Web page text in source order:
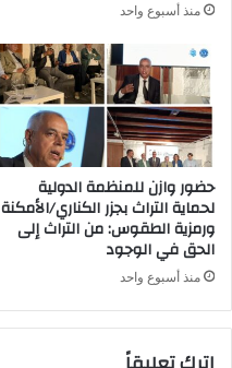
منذ أسبوع واحد
حضور وازن للمنظمة الدولية
لحماية التراث بجزر الكناري/الأمكنة
ورمزية الطقوس: من التراث إلى
الحق في الوجود
منذ أسبوع واحد